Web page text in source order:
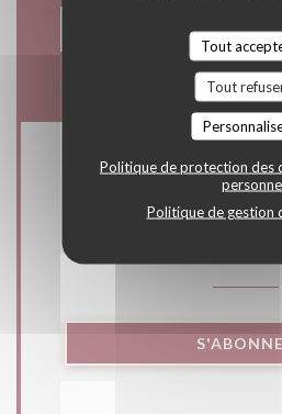
Tout
Tout
Politique de protection des
Politique de gestion
Inscrivez-vous à notre lettre